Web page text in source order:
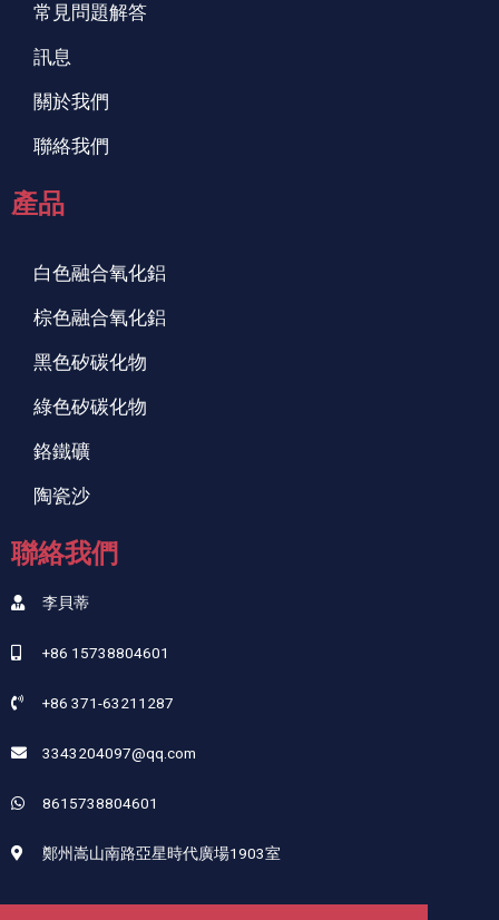
常見問題解答
訊息
關於我們
聯絡我們
產品
白色融合氧化鋁
棕色融合氧化鋁
黑色矽碳化物
綠色矽碳化物
鉻鐵礦
陶瓷沙
聯絡我們
李貝蒂
+86 15738804601
+86 371-63211287
3343204097@qq.com
8615738804601
鄭州嵩山南路亞星時代廣場1903室